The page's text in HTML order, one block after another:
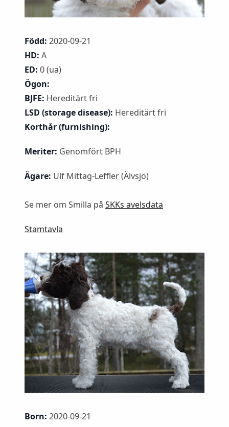
Född: 2020-09-21
HD: A
ED: 0 (ua)
Ögon:
BJFE: Hereditärt fri
LSD (storage disease): Hereditärt fri
Korthår (furnishing):
Meriter: Genomfört BPH
Ägare: Ulf Mittag-Leffler (Älvsjö)
Se mer om Smilla på SKKs avelsdata
Stamtavla
Born: 2020-09-21